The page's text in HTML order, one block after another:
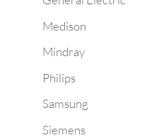
Medison
Mindray
Philips
Samsung
Siemens